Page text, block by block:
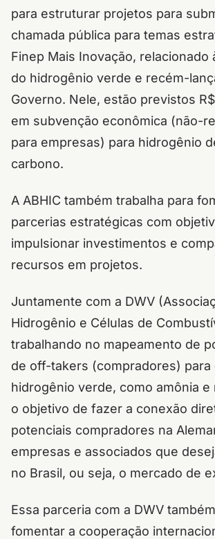
para estruturar projetos para
chamada pública para temas
Finep Mais Inovação, relacionado
do hidrogênio verde e recém-
Governo. Nele, estão previstos
em subvenção econômica (não-
para empresas) para hidrogênio
carbono.
A ABHIC também trabalha para
parcerias estratégicas com
impulsionar investimentos e
recursos em projetos.
Juntamente com a DWV
Hidrogênio e Células de
trabalhando no mapeamento de
de off-takers (compradores) para
hidrogênio verde, como amônia e
o objetivo de fazer a conexão
potenciais compradores na
empresas e associados que
no Brasil, ou seja, o mercado de
Essa parceria com a DWV
fomentar a cooperação